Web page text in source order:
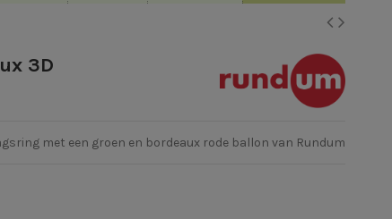
3D
met een groen en bordeaux rode ballon van Rundum